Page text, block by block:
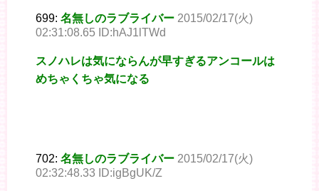
699: 名無しのラブライバー 2015/02/17(火)
02:31:08.65 ID:hAJ1lTWd
スノハレは気にならんが早すぎるアンコールは
めちゃくちゃ気になる
702: 名無しのラブライバー 2015/02/17(火)
02:32:48.33 ID:igBgUK/Z